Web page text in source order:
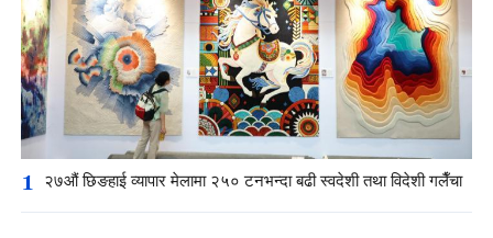
1 २७औं छिङहाई व्यापार मेलामा २५० टनभन्दा बढी स्वदेशी तथा विदेशी गलैँचा